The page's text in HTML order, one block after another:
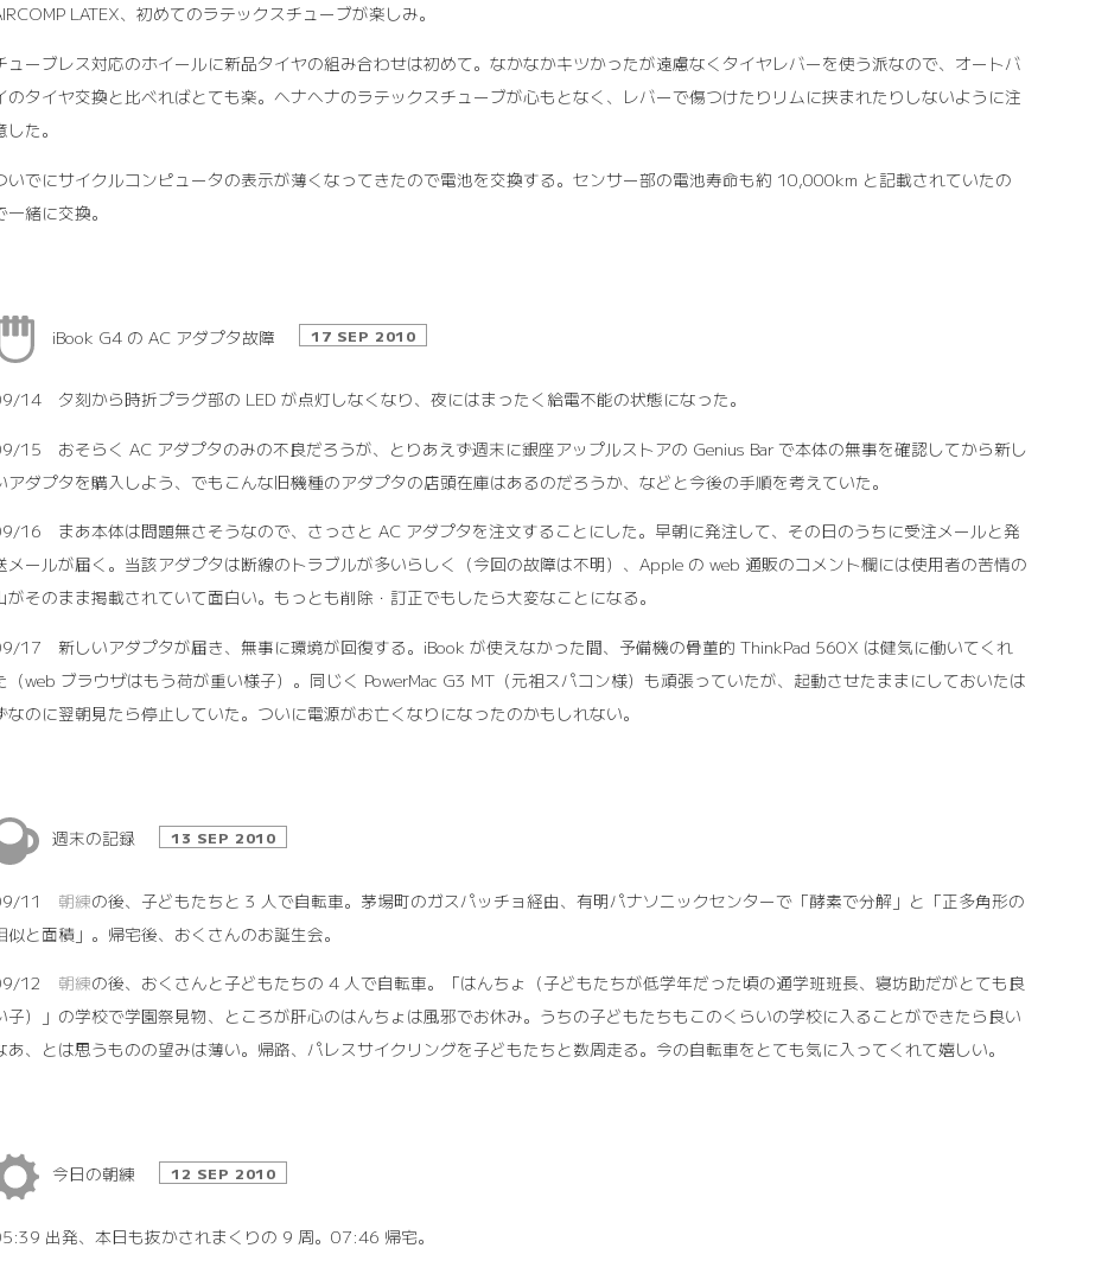
LATEX、初めてのラテックスチューブが楽しみ。
ューブレス対応のホイールに新品タイヤの組み合わせは初めて。なかなかキツかったが遠慮なくタイヤレバーを使う派なので、オートバ
のタイヤ交換と比べればとても楽。ヘナヘナのラテックスチューブが心もとなく、レバーで傷つけたりリムに挟まれたりしないように注
した。
いでにサイクルコンピュータの表示が薄くなってきたので電池を交換する。センサー部の電池寿命も約 10,000km と記載されていたの
一緒に交換。
iBook G4 の AC アダプタ故障 17 SEP 2010
14 夕刻から時折プラグ部の LED が点灯しなくなり、夜にはまったく給電不能の状態になった。
15 おそらく AC アダプタのみの不良だろうが、とりあえず週末に銀座アップルストアの Genius Bar で本体の無事を確認してから新し
アダプタを購入しよう、でもこんな旧機種のアダプタの店頭在庫はあるのだろうか、などと今後の手順を考えていた。
16 まあ本体は問題無さそうなので、さっさと AC アダプタを注文することにした。早朝に発注して、その日のうちに受注メールと発
メールが届く。当該アダプタは断線のトラブルが多いらしく（今回の故障は不明）、Apple の web 通販のコメント欄には使用者の苦情の
がそのまま掲載されていて面白い。もっとも削除・訂正でもしたら大変なことになる。
17 新しいアダプタが届き、無事に環境が回復する。iBook が使えなかった間、予備機の骨董的 ThinkPad 560X は健気に働いてくれ
（web ブラウザはもう荷が重い様子）。同じく PowerMac G3 MT（元祖スパコン様）も頑張っていたが、起動させたままにしておいたは
なのに翌朝見たら停止していた。ついに電源がお亡くなりになったのかもしれない。
週末の記録 13 SEP 2010
11 朝練の後、子どもたちと 3 人で自転車。茅場町のガスパッチョ経由、有明パナソニックセンターで「酵素で分解」と「正多角形の
似と面積」。帰宅後、おくさんのお誕生会。
12 朝練の後、おくさんと子どもたちの 4 人で自転車。「はんちょ（子どもたちが低学年だった頃の通学班班長、寝坊助だがとても良
子）」の学校で学園祭見物、ところが肝心のはんちょは風邪でお休み。うちの子どもたちもこのくらいの学校に入ることができたら良い
あ、とは思うものの望みは薄い。帰路、パレスサイクリングを子どもたちと数周走る。今の自転車をとても気に入ってくれて嬉しい。
今日の朝練 12 SEP 2010
出発、本日も抜かされまくりの 9 周。07:46 帰宅。